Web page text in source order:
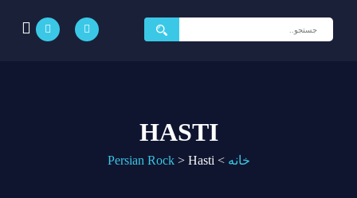
جستجو
برای:
HASTI
خانه >
Persian Rock > Hasti